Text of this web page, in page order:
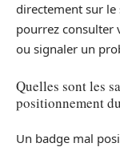
directement sur
pourrez consulter
ou signaler un
Quelles sont les
positionnement
Un badge mal